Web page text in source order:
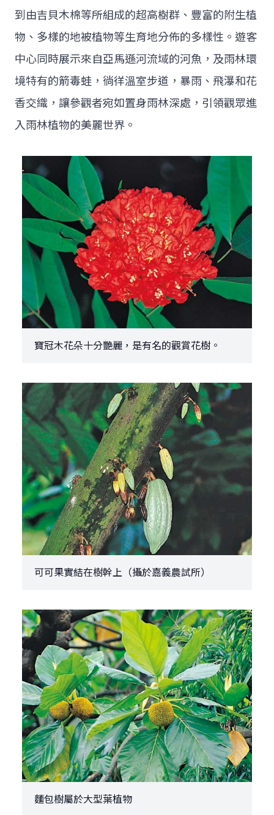
到由吉貝木棉等所組成的超高樹群、豐富的附生植
物、多樣的地被植物等生育地分佈的多樣性。遊客
中心同時展示來自亞馬遜河流域的河魚，及雨林環
境特有的箭毒蛙，徜徉溫室步道，暴雨、飛瀑和花
香交織，讓參觀者宛如置身雨林深處，引領觀眾進
入雨林植物的美麗世界。
寶冠木花朵十分艷麗，是有名的觀賞花樹。
可可果實結在樹幹上（攝於嘉義農試所）
麵包樹屬於大型葉植物